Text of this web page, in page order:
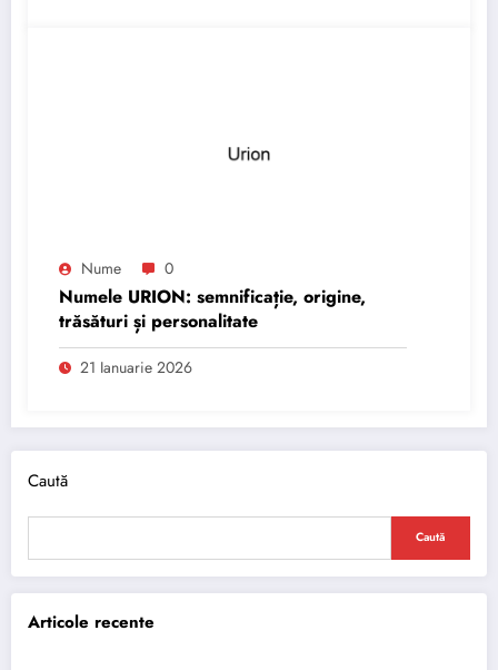
Nume 0
Numele URION: semnificație, origine,
trăsături și personalitate
21 Ianuarie 2026
Caută
Caută
Articole recente